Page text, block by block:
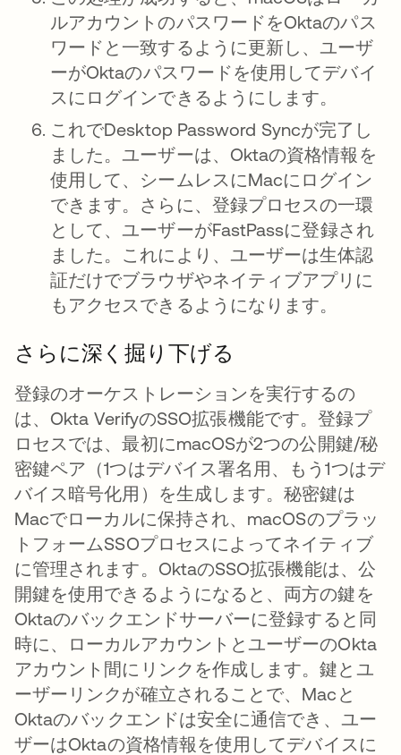
ルアカウントのパスワードをOktaのパス
ワードと一致するように更新し、ユーザ
ーがOktaのパスワードを使用してデバイ
スにログインできるようにします。
これでDesktop Password Syncが完了し
ました。ユーザーは、Oktaの資格情報を
使用して、シームレスにMacにログイン
できます。さらに、登録プロセスの一環
として、ユーザーがFastPassに登録され
ました。これにより、ユーザーは生体認
証だけでブラウザやネイティブアプリに
もアクセスできるようになります。
さらに深く掘り下げる
登録のオーケストレーションを実行するの
は、Okta VerifyのSSO拡張機能です。登録プ
ロセスでは、最初にmacOSが2つの公開鍵/秘
密鍵ペア（1つはデバイス署名用、もう1つはデ
バイス暗号化用）を生成します。秘密鍵は
Macでローカルに保持され、macOSのプラッ
トフォームSSOプロセスによってネイティブ
に管理されます。OktaのSSO拡張機能は、公
開鍵を使用できるようになると、両方の鍵を
Oktaのバックエンドサーバーに登録すると同
時に、ローカルアカウントとユーザーのOkta
アカウント間にリンクを作成します。鍵とユ
ーザーリンクが確立されることで、Macと
Oktaのバックエンドは安全に通信でき、ユー
ザーはOktaの資格情報を使用してデバイスに